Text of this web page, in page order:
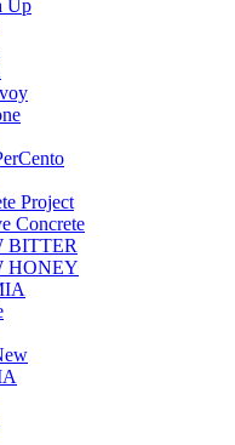
Up
Project
Concrete
BITTER
HONEY